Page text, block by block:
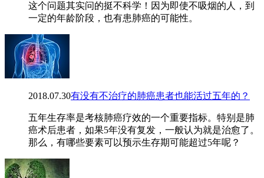
这个问题其实问的挺不科学！因为即使不吸烟的人，到
一定的年龄阶段，也有患肺癌的可能性。
2018.07.30有没有不治疗的肺癌患者也能活过五年的？
五年生存率是考核肺癌疗效的一个重要指标。特别是肺
癌术后患者，如果5年没有复发，一般认为就是治愈了。
那么，有哪些要素可以预示生存期可能超过5年呢？